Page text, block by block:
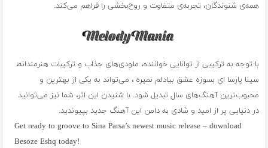
همه‌ی شنوندگان، تجربه‌ی متفاوت و روح‌بخشی را فراهم می‌کند.
با توجه به ترکیبی از توانایی خواننده، ملودی‌های جذاب و ترکیبات هنرمندانه،
سینا پارسا ای بسوزه عشق بیادلم نمیره ، می‌تواند به یکی از بهترین و
محبوب‌ترین آهنگ‌های سال تبدیل شود. با شنیدن این اثر، شما نیز می‌توانید
در دنیایی پر از امید و شادی به دامن این آهنگ جدید بپیوندید.
Get ready to groove to Sina Parsa’s newest music release – download
Besoze Eshq today!